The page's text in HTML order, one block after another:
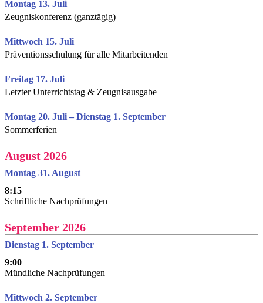
Montag 13. Juli
Zeugniskonferenz (ganztägig)
Mittwoch 15. Juli
Präventionsschulung für alle Mitarbeitenden
Freitag 17. Juli
Letzter Unterrichtstag & Zeugnisausgabe
Montag 20. Juli – Dienstag 1. September
Sommerferien
August 2026
Montag 31. August
8:15
Schriftliche Nachprüfungen
September 2026
Dienstag 1. September
9:00
Mündliche Nachprüfungen
Mittwoch 2. September